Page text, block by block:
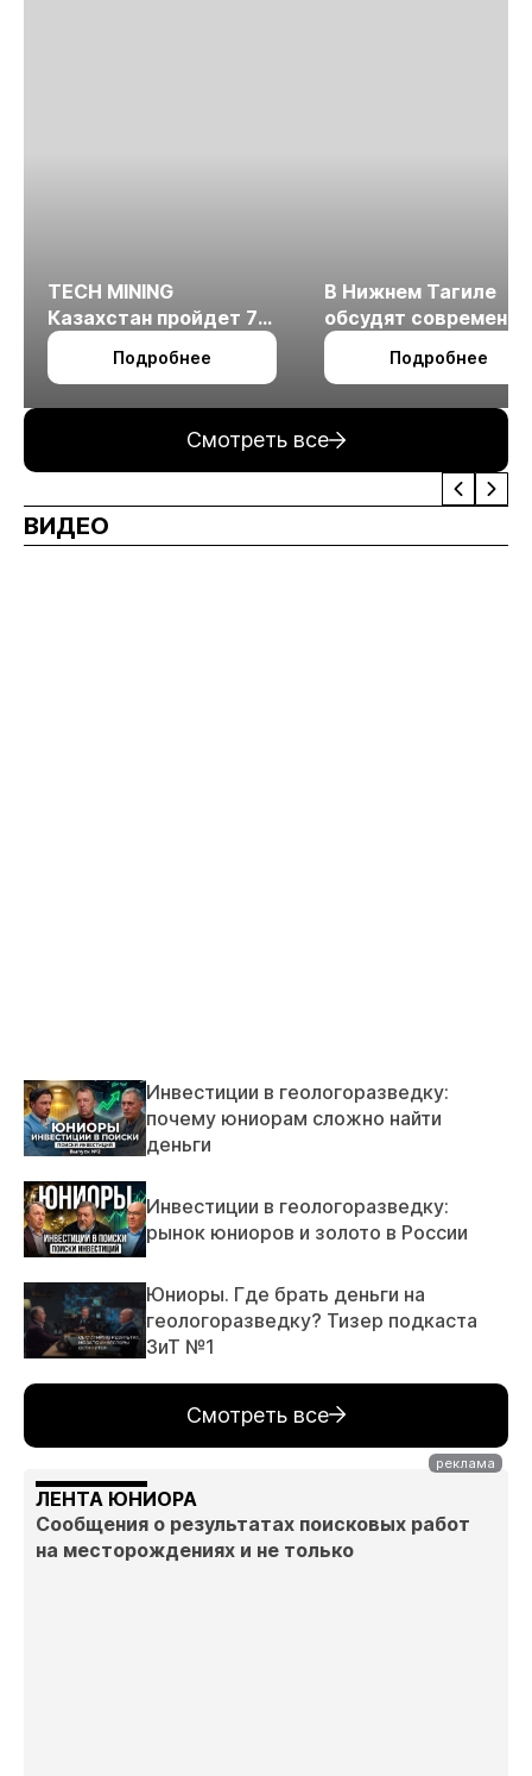
TECH MINING
Казахстан пройдет 7
октября в Алматы
Подробнее
В Нижнем Тагиле
обсудят
технологии
измельчения
Подробнее
Смотреть все
ВИДЕО
Инвестиции в геологоразведку:
почему юниорам сложно найти
деньги
Инвестиции в геологоразведку:
рынок юниоров и золото в России
Юниоры. Где брать деньги на
геологоразведку? Тизер подкаста
ЗиТ №1
Смотреть все
ЛЕНТА ЮНИОРА
Сообщения о результатах поисковых работ
на месторождениях и не только